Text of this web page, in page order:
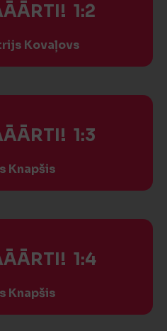
1:2
Kovaļovs
1:3
Knapšis
1:4
Knapšis